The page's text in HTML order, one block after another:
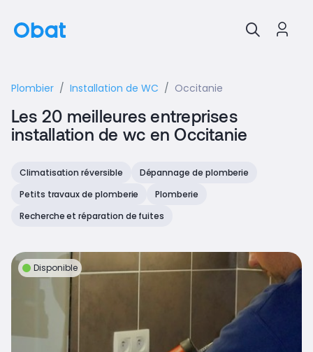
Plombier Installation de WC Occitanie
Les 20 meilleures entreprises
installation de wc en Occitanie
Climatisation réversible
Dépannage de plomberie
Petits travaux de plomberie
Plomberie
Recherche et réparation de fuites
Disponible